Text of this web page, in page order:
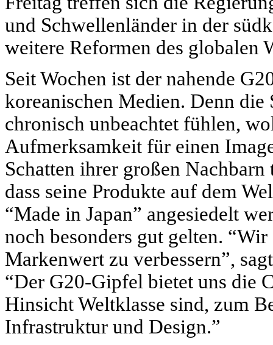
und Schwellenländer in der
weitere Reformen des globalen
Seit Wochen ist der nahende
koreanischen Medien. Denn
chronisch unbeachtet fühlen,
Aufmerksamkeit für einen
Schatten ihrer großen
dass seine Produkte auf dem
“Made in Japan” angesiedelt
noch besonders gut gelten.
Markenwert zu verbessern”,
“Der G20-Gipfel bietet uns die
Hinsicht Weltklasse sind, zum
Infrastruktur und Design.”